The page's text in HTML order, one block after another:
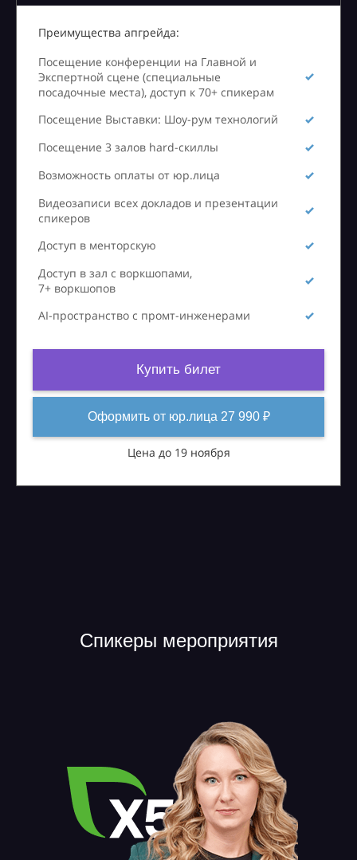
Преимущества апгрейда:
Посещение конференции на Главной и
Экспертной сцене (специальные
посадочные места), доступ к 70+ спикерам
Посещение Выставки: Шоу-рум технологий
Посещение 3 залов hard-скиллы
Возможность оплаты от юр.лица
Видеозаписи всех докладов и презентации
спикеров
Доступ в менторскую
Доступ в зал с воркшопами,
7+ воркшопов
AI-пространство с промт-инженерами
Купить билет
Оформить от юр.лица 27 990 ₽
Цена до 19 ноября
Спикеры мероприятия